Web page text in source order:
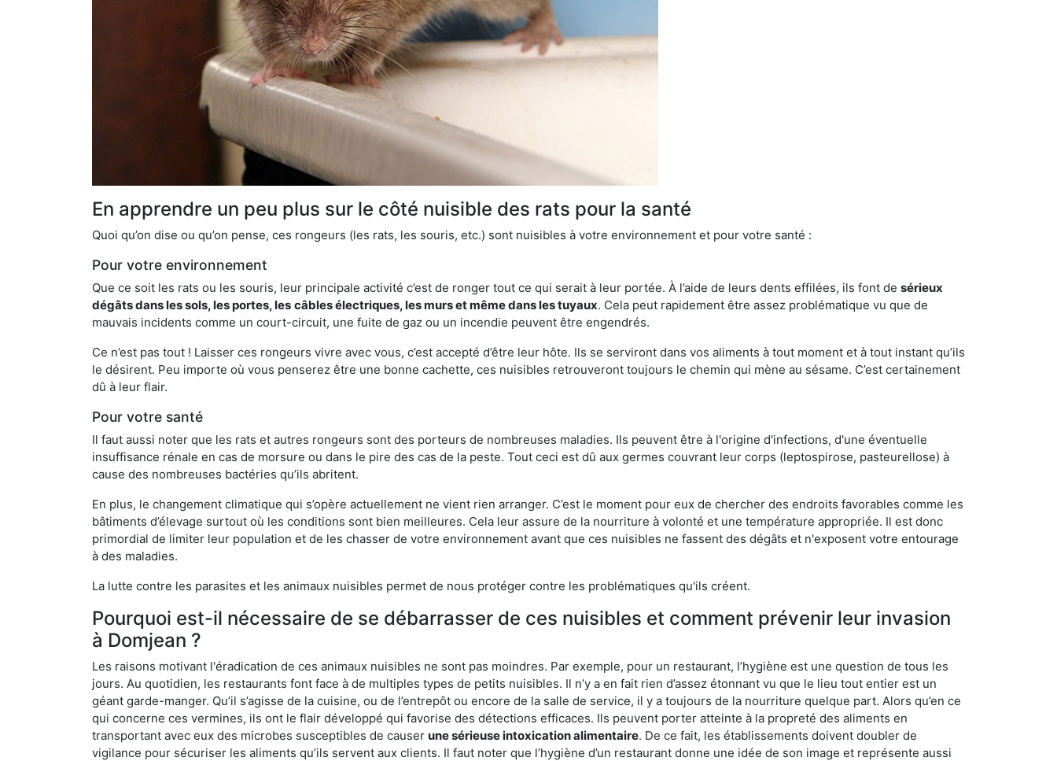
En apprendre un peu plus sur le côté nuisible des rats pour la santé
Quoi qu’on dise ou qu’on pense, ces rongeurs (les rats, les souris, etc.) sont nuisibles à votre environnement et pour votre santé :
Pour votre environnement
Que ce soit les rats ou les souris, leur principale activité c’est de ronger tout ce qui serait à leur portée. À l’aide de leurs dents effilées, ils font de sérieux
dégâts dans les sols, les portes, les câbles électriques, les murs et même dans les tuyaux. Cela peut rapidement être assez problématique vu que de
mauvais incidents comme un court-circuit, une fuite de gaz ou un incendie peuvent être engendrés.
Ce n’est pas tout ! Laisser ces rongeurs vivre avec vous, c’est accepté d’être leur hôte. Ils se serviront dans vos aliments à tout moment et à tout instant qu’ils
le désirent. Peu importe où vous penserez être une bonne cachette, ces nuisibles retrouveront toujours le chemin qui mène au sésame. C’est certainement
dû à leur flair.
Pour votre santé
Il faut aussi noter que les rats et autres rongeurs sont des porteurs de nombreuses maladies. Ils peuvent être à l'origine d'infections, d'une éventuelle
insuffisance rénale en cas de morsure ou dans le pire des cas de la peste. Tout ceci est dû aux germes couvrant leur corps (leptospirose, pasteurellose) à
cause des nombreuses bactéries qu’ils abritent.
En plus, le changement climatique qui s’opère actuellement ne vient rien arranger. C’est le moment pour eux de chercher des endroits favorables comme les
bâtiments d’élevage surtout où les conditions sont bien meilleures. Cela leur assure de la nourriture à volonté et une température appropriée. Il est donc
primordial de limiter leur population et de les chasser de votre environnement avant que ces nuisibles ne fassent des dégâts et n'exposent votre entourage
à des maladies.
La lutte contre les parasites et les animaux nuisibles permet de nous protéger contre les problématiques qu'ils créent.
Pourquoi est-il nécessaire de se débarrasser de ces nuisibles et comment prévenir leur invasion
à Domjean ?
Les raisons motivant l'éradication de ces animaux nuisibles ne sont pas moindres. Par exemple, pour un restaurant, l’hygiène est une question de tous les
jours. Au quotidien, les restaurants font face à de multiples types de petits nuisibles. Il n’y a en fait rien d’assez étonnant vu que le lieu tout entier est un
géant garde-manger. Qu’il s’agisse de la cuisine, ou de l’entrepôt ou encore de la salle de service, il y a toujours de la nourriture quelque part. Alors qu’en ce
qui concerne ces vermines, ils ont le flair développé qui favorise des détections efficaces. Ils peuvent porter atteinte à la propreté des aliments en
transportant avec eux des microbes susceptibles de causer une sérieuse intoxication alimentaire. De ce fait, les établissements doivent doubler de
vigilance pour sécuriser les aliments qu’ils servent aux clients. Il faut noter que l’hygiène d’un restaurant donne une idée de son image et représente aussi